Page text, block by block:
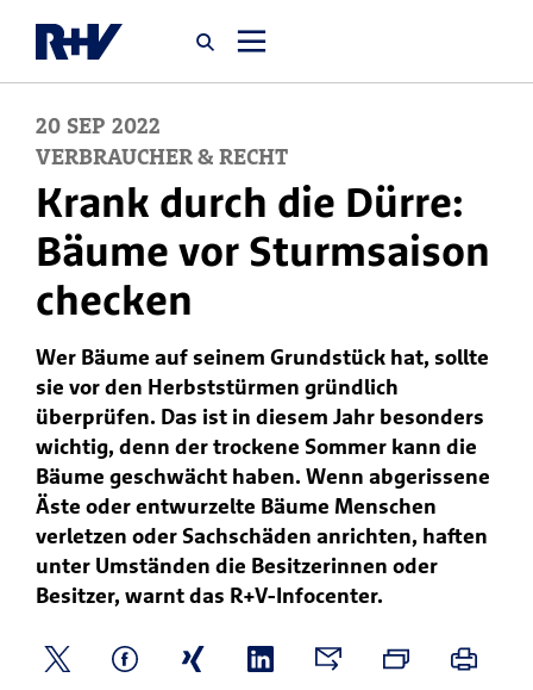
Startseite
Über uns
Karriere
Jobsuche
20 SEP 2022
VERBRAUCHER & RECHT
Krank durch die Dürre:
Bäume vor Sturmsaison
checken
Wer Bäume auf seinem Grundstück hat, sollte
sie vor den Herbststürmen gründlich
überprüfen. Das ist in diesem Jahr besonders
wichtig, denn der trockene Sommer kann die
Bäume geschwächt haben. Wenn abgerissene
Äste oder entwurzelte Bäume Menschen
verletzen oder Sachschäden anrichten, haften
unter Umständen die Besitzerinnen oder
Besitzer, warnt das R+V-Infocenter.